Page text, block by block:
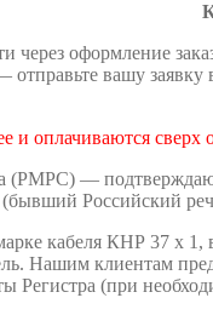
оформление
вашу
и оплачиваются
(РМРС) —
Российский
кабеля КНР 37 х
Нашим клиентам
Регистра (при